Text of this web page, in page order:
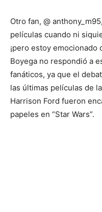
Otro fan, @
películas cuando ni
¡pero estoy
Boyega no respondió a
fanáticos, ya que el
las últimas películas de
Harrison Ford fueron
papeles en “Star Wars”.